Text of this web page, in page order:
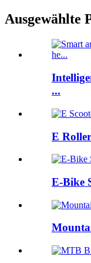
Ausgewählte
...
E
E-Bike